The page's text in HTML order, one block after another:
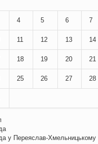
4 5 6 7
11 12 13 14
18 19 20 21
25 26 27 28
у Переяслав-Хмельницькому